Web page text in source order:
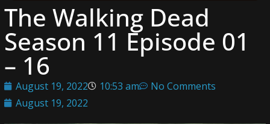
The Walking Dead
Season 11 Episode 01
– 16
August 19, 2022 10:53 am
No Comments
August 19, 2022